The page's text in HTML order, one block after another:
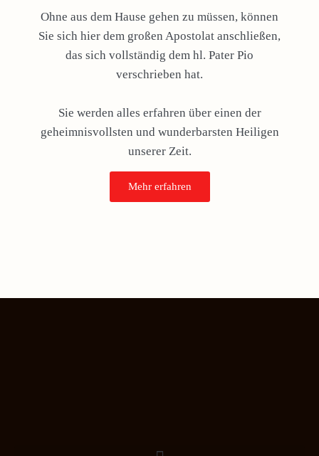
Ohne aus dem Hause gehen zu müssen, können
Sie sich hier dem großen Apostolat anschließen,
das sich vollständig dem hl. Pater Pio
verschrieben hat.
Sie werden alles erfahren über einen der
geheimnisvollsten und wunderbarsten Heiligen
unserer Zeit.
Mehr erfahren